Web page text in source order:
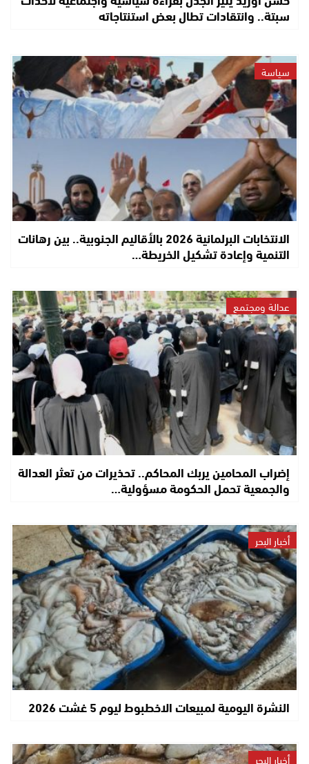
سبتة.. وانتقادات تطال بعض استنتاجاته
سياسة
الانتخابات البرلمانية 2026 بالأقاليم الجنوبية.. بين رهانات
التنمية وإعادة تشكيل الخريطة…
عدالة ومجتمع
إضراب المحامين يربك المحاكم.. تحذيرات من تعثر العدالة
والجمعية تحمل الحكومة مسؤولية…
أخبار البحر
النشرة اليومية لمبيعات الاخطبوط ليوم 5 غشت 2026
أخبار البحر